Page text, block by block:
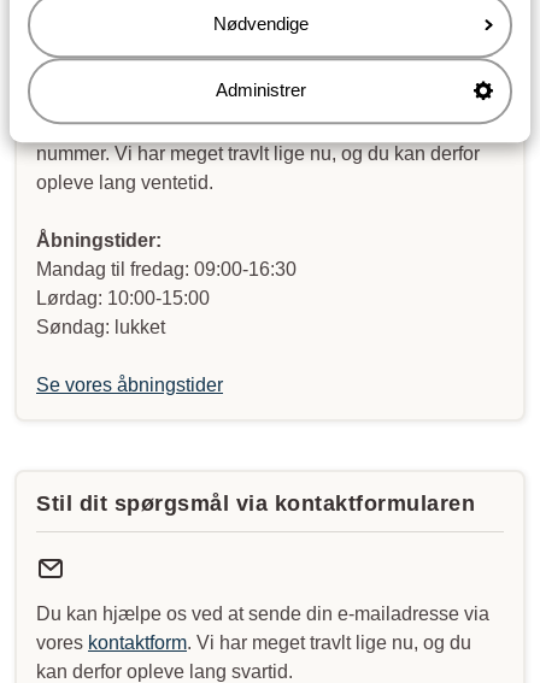
Nødvendige
Administrer
Send os en besked på WhatsApp til telefonnummer
+4589883389. Du kan også ringe til os på det samme
nummer. Vi har meget travlt lige nu, og du kan derfor
opleve lang ventetid.
Åbningstider:
Mandag til fredag: 09:00-16:30
Lørdag: 10:00-15:00
Søndag: lukket
Se vores åbningstider
Stil dit spørgsmål via kontaktformularen
Du kan hjælpe os ved at sende din e-mailadresse via
vores kontaktform. Vi har meget travlt lige nu, og du
kan derfor opleve lang svartid.